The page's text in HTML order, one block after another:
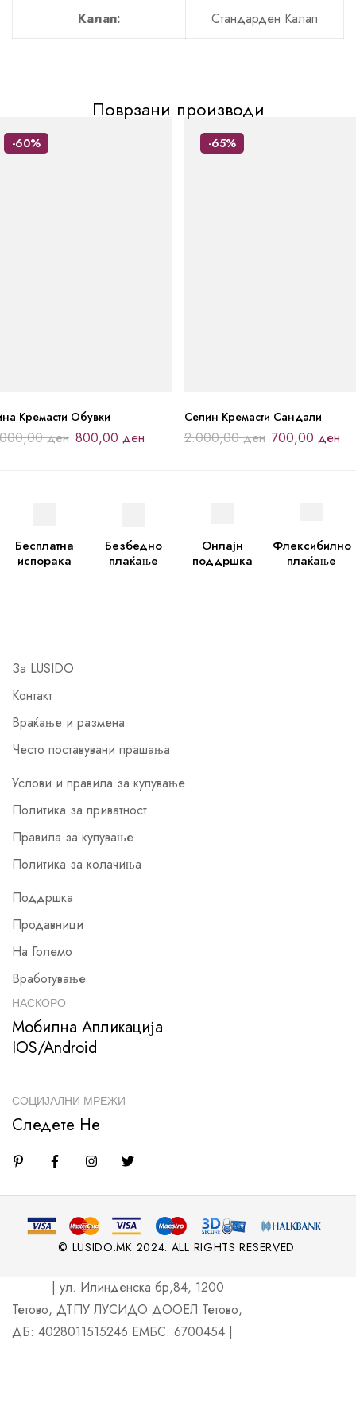
Калап: Стандарден Калап
Поврзани производи
-60%
Кремасти Обувки
ден 800,00 ден
-65%
Селин Кремасти Сандали
2.000,00ден 700,00 ден
Бесплатна
испорака
Безбедно
плаќање
Онлајн
поддршка
Флексибилно
плаќање
За LUSIDO
Контакт
Враќање и размена
Често поставувани прашања
Услови и правила за купување
Политика за приватност
Правила за купување
Политика за колачиња
Поддршка
Продавници
На Големо
Вработување
НАСКОРО
Мобилна Апликација
IOS/Android
СОЦИЈАЛНИ МРЕЖИ
Следете Не
© LUSIDO.MK 2024. ALL RIGHTS RESERVED.
| ул. Илинденска бр,84, 1200
Тетово, ДТПУ ЛУСИДО ДООЕЛ Тетово,
ДБ: 4028011515246 ЕМБС: 6700454 |